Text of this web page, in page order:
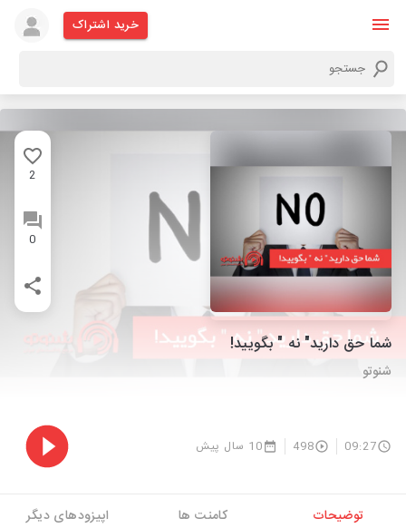
خرید اشتراک
2
0
شما حق دارید" نه " بگویید!
شنوتو
09:27
498 10 سال پیش
توضیحات کامنت ها اپیزودهای دیگر